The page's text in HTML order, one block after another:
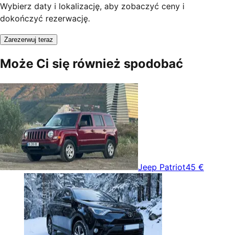
Wybierz daty i lokalizację, aby zobaczyć ceny i
dokończyć rezerwację.
Zarezerwuj teraz
Może Ci się również spodobać
Jeep Patriot45 €